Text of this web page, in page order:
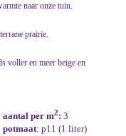
naar onze tuin.
prairie.
voller en meer beige en
aantal per m2: 3
potmaat: p11 (1 liter)